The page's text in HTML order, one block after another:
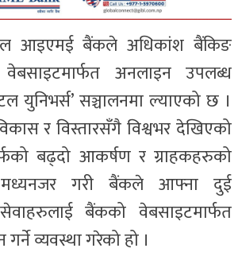
आइएमई बैंकले अधिकांश बैंकिङ
अनलाइन उपलब्ध
युनिभर्स’ सञ्चालनमा ल्याएको छ ।
र विस्तारसँगै विश्वभर देखिएको
बढ्दो आकर्षण र ग्राहकहरुको
गरी बैंकले आफ्ना दुई
बैंकको वेबसाइटमार्फत
व्यवस्था गरेको हो ।